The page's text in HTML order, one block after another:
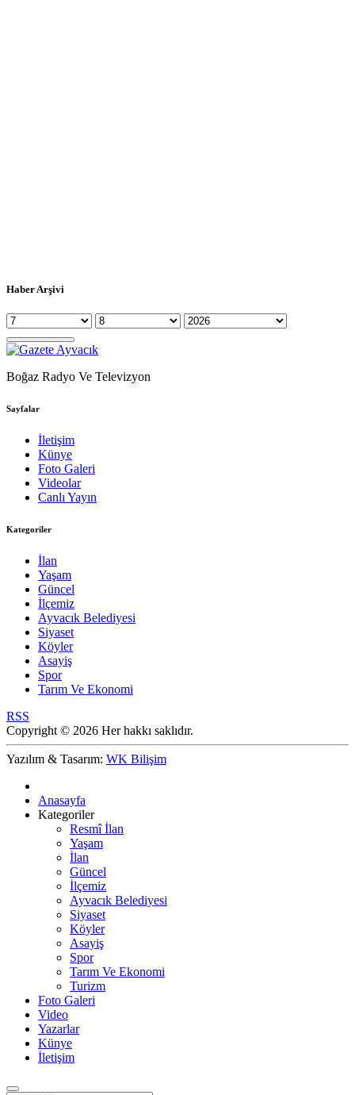
Haber Arşivi
Boğaz Radyo Ve Televizyon
Sayfalar
İletişim
Künye
Foto Galeri
Videolar
Canlı Yayın
Kategoriler
İlan
Yaşam
Güncel
İlçemiz
Ayvacık Belediyesi
Siyaset
Köyler
Asayiş
Spor
Tarım Ve Ekonomi
RSS
Copyright © 2026 Her hakkı saklıdır.
Yazılım & Tasarım: WK Bilişim
Anasayfa
Kategoriler
Resmî İlan
Yaşam
İlan
Güncel
İlçemiz
Ayvacık Belediyesi
Siyaset
Köyler
Asayiş
Spor
Tarım Ve Ekonomi
Turizm
Foto Galeri
Video
Yazarlar
Künye
İletişim